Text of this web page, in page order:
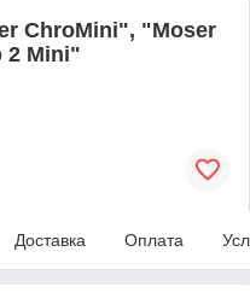
ChroMini", "Moser
2 Mini"
Доставка Оплата